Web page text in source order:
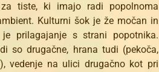
za tiste, ki imajo radi popolnoma
Kulturni šok je že močan in
je prilagajanje s strani popotnika.
so drugačne, hrana tudi (pekoča,
vedenje na ulici drugačno kot pri